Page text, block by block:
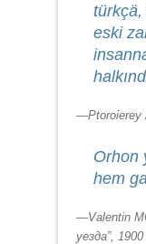
eski
—Ptoroierey
Orhon
hem
—Valentin
уезда”, 1900